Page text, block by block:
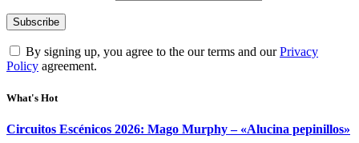
By signing up, you agree to the our terms and ourPrivacy
Policy agreement.
What's Hot
Circuitos Escénicos 2026: Mago Murphy – «Alucina pepinillos»